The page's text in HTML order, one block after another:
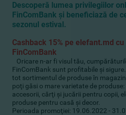
Descoperă lumea privilegiilor
FinComBank şi beneficiază de
sezonul estival.
Cashback 15% pe elefant.md cu
FinComBank
Oricare n-ar fi visul tău,
FinComBank sunt profitabile şi
tot sortimentul de produse în
poţi găsi o mare varietate de
accesorii, cărţi şi jucării pentru copii,
produse pentru casă şi decor.
Perioada promoţiei: 19.06.2022 -